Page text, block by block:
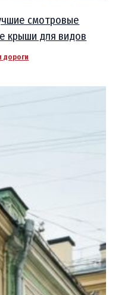
смотровые
крыши для видов
дороги